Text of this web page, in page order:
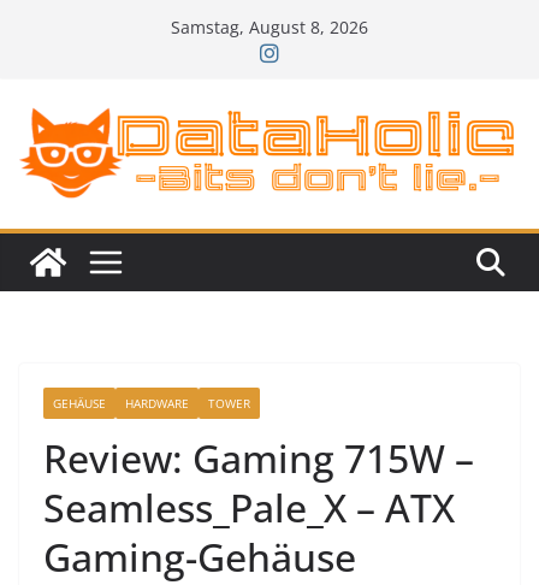
Samstag, August 8, 2026
GEHÄUSE HARDWARE TOWER
Review: Gaming 715W –
Seamless_Pale_X – ATX
Gaming-Gehäuse